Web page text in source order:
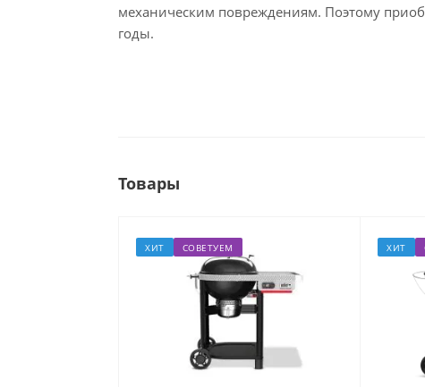
механическим повреждениям. Поэтому
годы.
Товары
ХИТ СОВЕТУЕМ ХИТ